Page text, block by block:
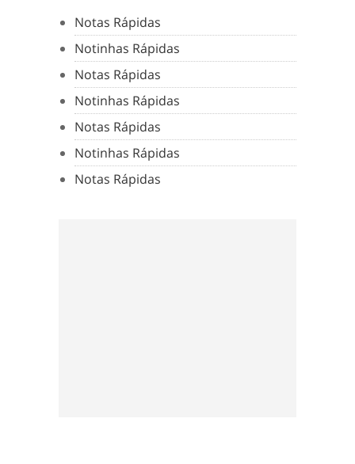
Notas Rápidas
Notinhas Rápidas
Notas Rápidas
Notinhas Rápidas
Notas Rápidas
Notinhas Rápidas
Notas Rápidas